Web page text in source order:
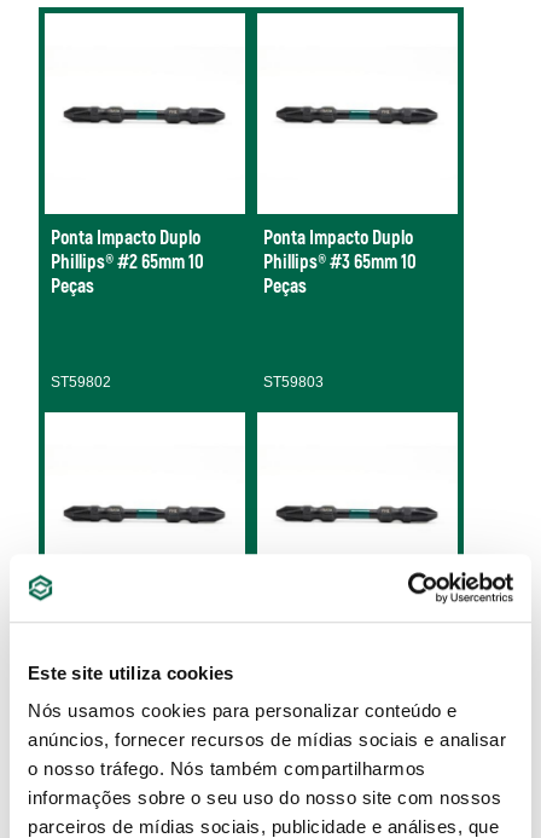
Este site utiliza cookies
Nós usamos cookies para personalizar conteúdo e
anúncios, fornecer recursos de mídias sociais e analisar
o nosso tráfego. Nós também compartilharmos
informações sobre o seu uso do nosso site com nossos
parceiros de mídias sociais, publicidade e análises, que
Ponta Impacto Duplo
Phillips® #2 65mm 10
Peças
ST59802
Ponta Impacto Duplo
Phillips® #3 65mm 10
Peças
ST59803
Phillips® #2 110mm 10
Peças
ST59813